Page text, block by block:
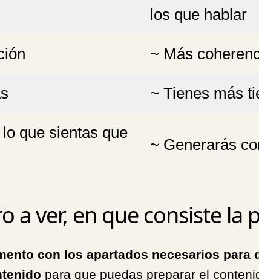
los que hablar
~ Más
~ Tienes más
que sientas que
~ Generarás
a ver, en que consiste la
con los apartados necesarios
para que puedas preparar el